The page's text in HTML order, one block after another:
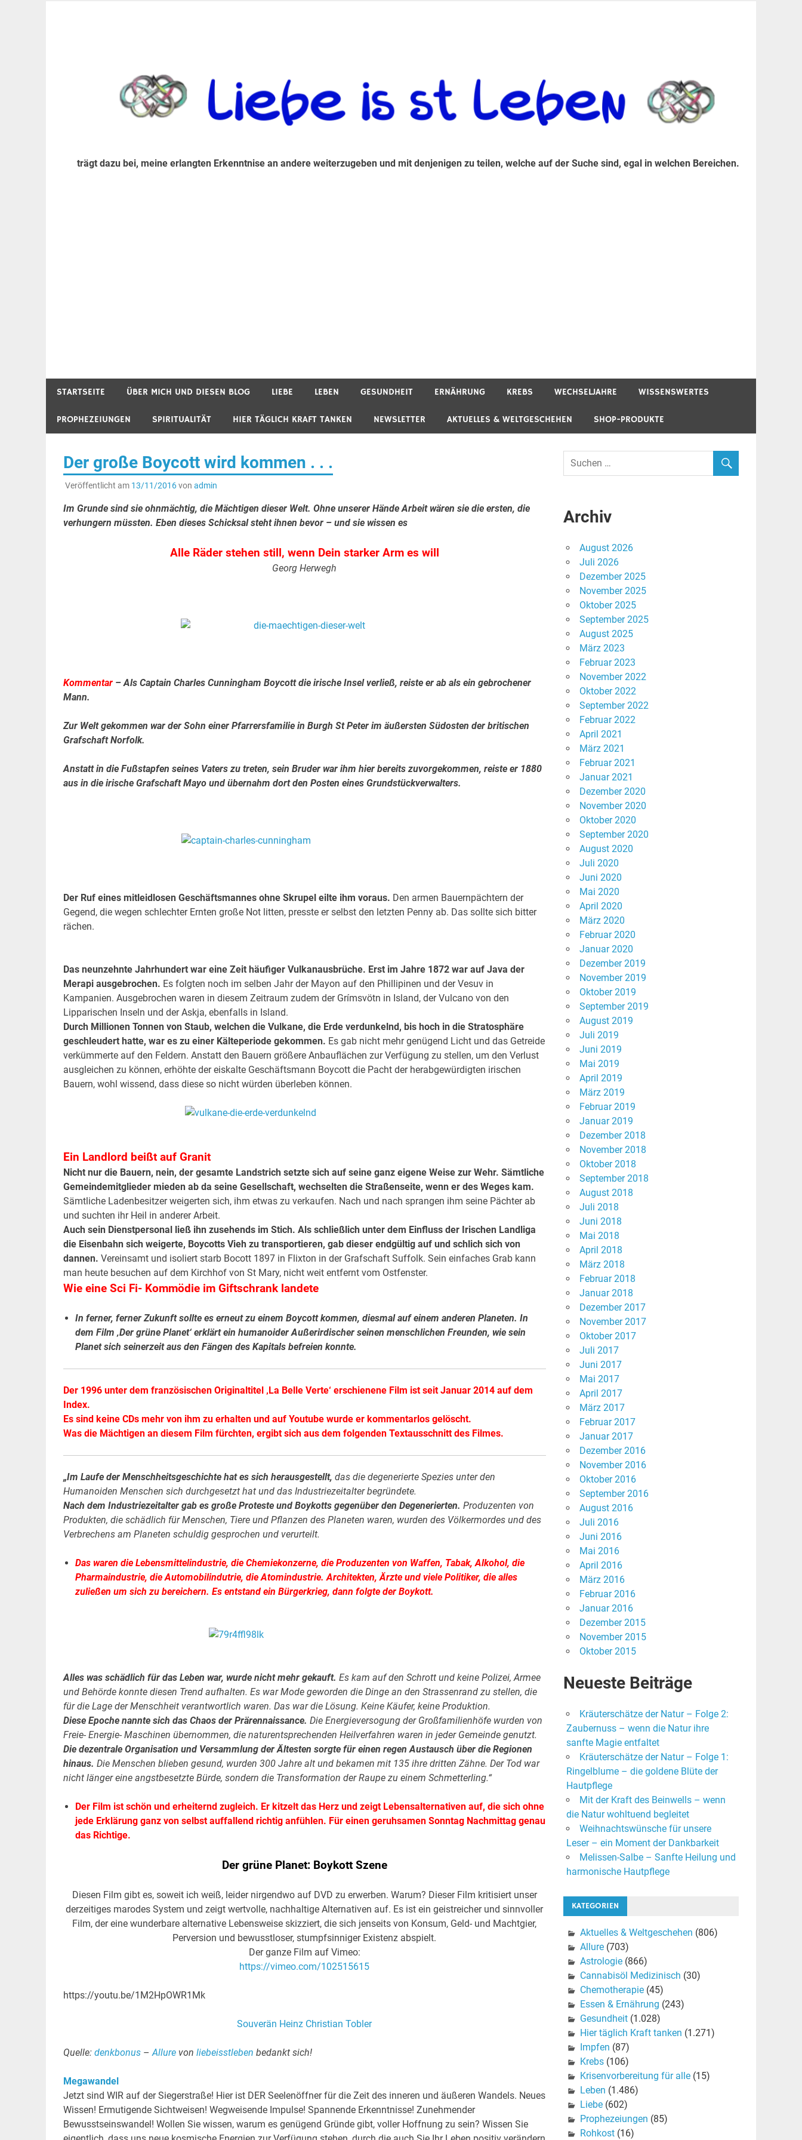
trägt dazu bei, meine erlangten Erkenntnise an andere weiterzugeben und mit denjenigen zu teilen, welche auf der Suche sind, egal in welchen Bereichen.
STARTSEITE ÜBER MICH UND DIESEN BLOG LIEBE LEBEN GESUNDHEIT ERNÄHRUNG KREBS WECHSELJAHRE WISSENSWERTES
PROPHEZEIUNGEN SPIRITUALITÄT HIER TÄGLICH KRAFT TANKEN NEWSLETTER AKTUELLES & WELTGESCHEHEN SHOP-PRODUKTE
Der große Boycott wird kommen . . .
Veröffentlicht am 13/11/2016von admin
Im Grunde sind sie ohnmächtig, die Mächtigen dieser Welt. Ohne unserer Hände Arbeit wären sie die ersten, die
verhungern müssten. Eben dieses Schicksal steht ihnen bevor – und sie wissen es
Alle Räder stehen still, wenn Dein starker Arm es will
Georg Herwegh
Kommentar – Als Captain Charles Cunningham Boycott die irische Insel verließ, reiste er ab als ein gebrochener
Mann.
Zur Welt gekommen war der Sohn einer Pfarrersfamilie in Burgh St Peter im äußersten Südosten der britischen
Grafschaft Norfolk.
Anstatt in die Fußstapfen seines Vaters zu treten, sein Bruder war ihm hier bereits zuvorgekommen, reiste er 1880
aus in die irische Grafschaft Mayo und übernahm dort den Posten eines Grundstückverwalters.
Der Ruf eines mitleidlosen Geschäftsmannes ohne Skrupel eilte ihm voraus. Den armen Bauernpächtern der
Gegend, die wegen schlechter Ernten große Not litten, presste er selbst den letzten Penny ab. Das sollte sich bitter
rächen.
Das neunzehnte Jahrhundert war eine Zeit häufiger Vulkanausbrüche. Erst im Jahre 1872 war auf Java der
Merapi ausgebrochen. Es folgten noch im selben Jahr der Mayon auf den Phillipinen und der Vesuv in
Kampanien. Ausgebrochen waren in diesem Zeitraum zudem der Grímsvötn in Island, der Vulcano von den
Lipparischen Inseln und der Askja, ebenfalls in Island.
Durch Millionen Tonnen von Staub, welchen die Vulkane, die Erde verdunkelnd, bis hoch in die Stratosphäre
geschleudert hatte, war es zu einer Kälteperiode gekommen. Es gab nicht mehr genügend Licht und das Getreide
verkümmerte auf den Feldern. Anstatt den Bauern größere Anbauflächen zur Verfügung zu stellen, um den Verlust
ausgleichen zu können, erhöhte der eiskalte Geschäftsmann Boycott die Pacht der herabgewürdigten irischen
Bauern, wohl wissend, dass diese so nicht würden überleben können.
Ein Landlord beißt auf Granit
Nicht nur die Bauern, nein, der gesamte Landstrich setzte sich auf seine ganz eigene Weise zur Wehr. Sämtliche
Gemeindemitglieder mieden ab da seine Gesellschaft, wechselten die Straßenseite, wenn er des Weges kam.
Sämtliche Ladenbesitzer weigerten sich, ihm etwas zu verkaufen. Nach und nach sprangen ihm seine Pächter ab
und suchten ihr Heil in anderer Arbeit.
Auch sein Dienstpersonal ließ ihn zusehends im Stich. Als schließlich unter dem Einfluss der Irischen Landliga
die Eisenbahn sich weigerte, Boycotts Vieh zu transportieren, gab dieser endgültig auf und schlich sich von
dannen. Vereinsamt und isoliert starb Bocott 1897 in Flixton in der Grafschaft Suffolk. Sein einfaches Grab kann
man heute besuchen auf dem Kirchhof von St Mary, nicht weit entfernt vom Ostfenster.
Wie eine Sci Fi- Kommödie im Giftschrank landete
In ferner, ferner Zukunft sollte es erneut zu einem Boycott kommen, diesmal auf einem anderen Planeten. In
dem Film ‚Der grüne Planet‘ erklärt ein humanoider Außerirdischer seinen menschlichen Freunden, wie sein
Planet sich seinerzeit aus den Fängen des Kapitals befreien konnte.
Der 1996 unter dem französischen Originaltitel ‚La Belle Verte‘ erschienene Film ist seit Januar 2014 auf dem
Index.
Es sind keine CDs mehr von ihm zu erhalten und auf Youtube wurde er kommentarlos gelöscht.
Was die Mächtigen an diesem Film fürchten, ergibt sich aus dem folgenden Textausschnitt des Filmes.
„Im Laufe der Menschheitsgeschichte hat es sich herausgestellt, das die degenerierte Spezies unter den
Humanoiden Menschen sich durchgesetzt hat und das Industriezeitalter begründete.
Nach dem Industriezeitalter gab es große Proteste und Boykotts gegenüber den Degenerierten. Produzenten von
Produkten, die schädlich für Menschen, Tiere und Pflanzen des Planeten waren, wurden des Völkermordes und des
Verbrechens am Planeten schuldig gesprochen und verurteilt.
Das waren die Lebensmittelindustrie, die Chemiekonzerne, die Produzenten von Waffen, Tabak, Alkohol, die
Pharmaindustrie, die Automobilindutrie, die Atomindustrie. Architekten, Ärzte und viele Politiker, die alles
zuließen um sich zu bereichern. Es entstand ein Bürgerkrieg, dann folgte der Boykott.
Alles was schädlich für das Leben war, wurde nicht mehr gekauft. Es kam auf den Schrott und keine Polizei, Armee
und Behörde konnte diesen Trend aufhalten. Es war Mode geworden die Dinge an den Strassenrand zu stellen, die
für die Lage der Menschheit verantwortlich waren. Das war die Lösung. Keine Käufer, keine Produktion.
Diese Epoche nannte sich das Chaos der Prärennaissance. Die Energieversogung der Großfamilienhöfe wurden von
Freie- Energie- Maschinen übernommen, die naturentsprechenden Heilverfahren waren in jeder Gemeinde genutzt.
Die dezentrale Organisation und Versammlung der Ältesten sorgte für einen regen Austausch über die Regionen
hinaus. Die Menschen blieben gesund, wurden 300 Jahre alt und bekamen mit 135 ihre dritten Zähne. Der Tod war
nicht länger eine angstbesetzte Bürde, sondern die Transformation der Raupe zu einem Schmetterling.“
Der Film ist schön und erheiternd zugleich. Er kitzelt das Herz und zeigt Lebensalternativen auf, die sich ohne
jede Erklärung ganz von selbst auffallend richtig anfühlen. Für einen geruhsamen Sonntag Nachmittag genau
das Richtige.
Der grüne Planet: Boykott Szene
Diesen Film gibt es, soweit ich weiß, leider nirgendwo auf DVD zu erwerben. Warum? Dieser Film kritisiert unser
derzeitiges marodes System und zeigt wertvolle, nachhaltige Alternativen auf. Es ist ein geistreicher und sinnvoller
Film, der eine wunderbare alternative Lebensweise skizziert, die sich jenseits von Konsum, Geld- und Machtgier,
Perversion und bewusstloser, stumpfsinniger Existenz abspielt.
Der ganze Film auf Vimeo:
https://vimeo.com/102515615
https://youtu.be/1M2HpOWR1Mk
Souverän Heinz Christian Tobler
Quelle: denkbonus –Allure von liebeisstleben bedankt sich!
Megawandel
Jetzt sind WIR auf der Siegerstraße! Hier ist DER Seelenöffner für die Zeit des inneren und äußeren Wandels. Neues
Wissen! Ermutigende Sichtweisen! Wegweisende Impulse! Spannende Erkenntnisse! Zunehmender
Bewusstseinswandel! Wollen Sie wissen, warum es genügend Gründe gibt, voller Hoffnung zu sein? Wissen Sie
Archiv
August 2026
Juli 2026
Dezember 2025
November 2025
Oktober 2025
September 2025
August 2025
März 2023
Februar 2023
November 2022
Oktober 2022
September 2022
Februar 2022
April 2021
März 2021
Februar 2021
Januar 2021
Dezember 2020
November 2020
Oktober 2020
September 2020
August 2020
Juli 2020
Juni 2020
Mai 2020
April 2020
März 2020
Februar 2020
Januar 2020
Dezember 2019
November 2019
Oktober 2019
September 2019
August 2019
Juli 2019
Juni 2019
Mai 2019
April 2019
März 2019
Februar 2019
Januar 2019
Dezember 2018
November 2018
Oktober 2018
September 2018
August 2018
Juli 2018
Juni 2018
Mai 2018
April 2018
März 2018
Februar 2018
Januar 2018
Dezember 2017
November 2017
Oktober 2017
Juli 2017
Juni 2017
Mai 2017
April 2017
März 2017
Februar 2017
Januar 2017
Dezember 2016
November 2016
Oktober 2016
September 2016
August 2016
Juli 2016
Juni 2016
Mai 2016
April 2016
März 2016
Februar 2016
Januar 2016
Dezember 2015
November 2015
Oktober 2015
Neueste Beiträge
Kräuterschätze der Natur – Folge 2:
Zaubernuss – wenn die Natur ihre
sanfte Magie entfaltet
Kräuterschätze der Natur – Folge 1:
Ringelblume – die goldene Blüte der
Hautpflege
Mit der Kraft des Beinwells – wenn
die Natur wohltuend begleitet
Weihnachtswünsche für unsere
Leser – ein Moment der Dankbarkeit
Melissen-Salbe – Sanfte Heilung und
harmonische Hautpflege
KATEGORIEN
Aktuelles & Weltgeschehen (806)
Allure(703)
Astrologie(866)
Cannabisöl Medizinisch (30)
Chemotherapie(45)
Essen & Ernährung (243)
Gesundheit(1.028)
Hier täglich Kraft tanken (1.271)
Impfen (87)
Krebs(106)
Krisenvorbereitung für alle(15)
Leben (1.486)
Liebe(602)
Prophezeiungen (85)
Rohkost(16)